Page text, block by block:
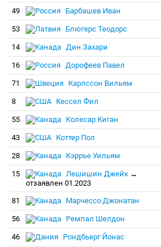
49 Барбашев Иван
53 Блюгерс Теодорс
14 Дин Захари
16 Дорофеев Павел
71 Карлссон Вильям
8 Кессел Фил
55 Колесар Киган
43 Коттер Пол
28 Кэррье Уильям
15 Лешишин Джейк ↔
отзаявлен 01.2023
81 Марчессо Джонатан
56 Ремпал Шелдон
46 Рондбьерг Йонас